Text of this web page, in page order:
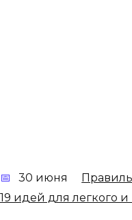
30 июня
19 идей для легкого